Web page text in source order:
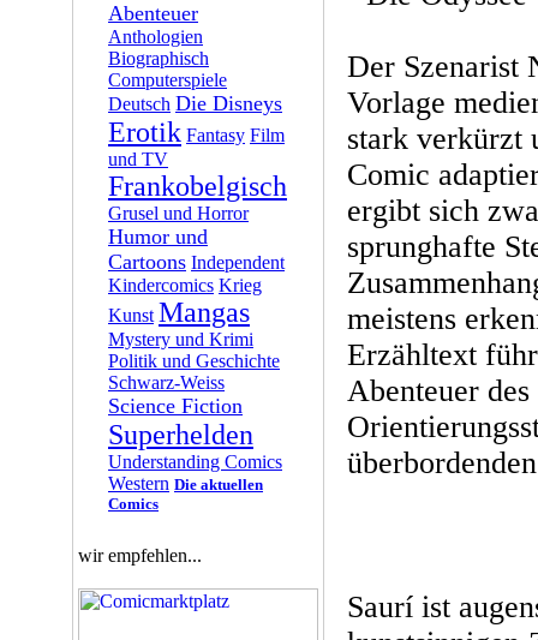
Abenteuer
Anthologien
Biographisch
Computerspiele
Deutsch Die Disneys
Erotik Fantasy Film
und TV
Frankobelgisch
Grusel und Horror
Humor und
Cartoons Independent
Kindercomics Krieg
Kunst Mangas
Mystery und Krimi
Politik und Geschichte
Schwarz-Weiss
Science Fiction
Superhelden
Understanding Comics
Western Die aktuellen
Comics
wir empfehlen...
Der Szenarist
Vorlage
stark verkürzt
Comic
ergibt sich
sprunghafte
meistens
Erzähltext
Abenteuer
Saurí ist